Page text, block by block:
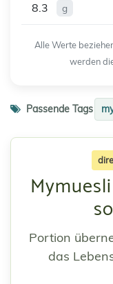
8.3
g
Alle Werte
werden
Passende Tags
Portion
das